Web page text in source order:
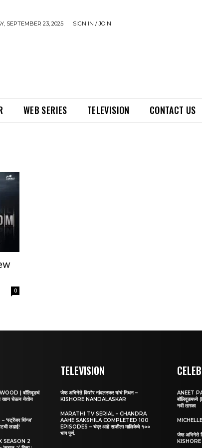
SEPTEMBER 23, 2025 SIGN IN / JOIN
WEB SERIES TELEVISION CONTACT US
0
| बॉलिवूडचं
खान घेऊन येतोय
थिंग्ज’
लढाई!
SEASON 2
TELEVISION
जेष्ठ अभिनेते किशोर नांदलस्कर यांचं निधन –
KISHORE NANDALASKAR
MARATHI TV SERIAL – CHANDRA
AAHE SAKSHILA COMPLETED 100
EPISODES – चंद्र आहे साक्षीला मालिकेचे १००
भाग पुर्ण.
ANEET
बॉलिवूडमध्ये
नवी तारका
जेष्ठ अभिनेते